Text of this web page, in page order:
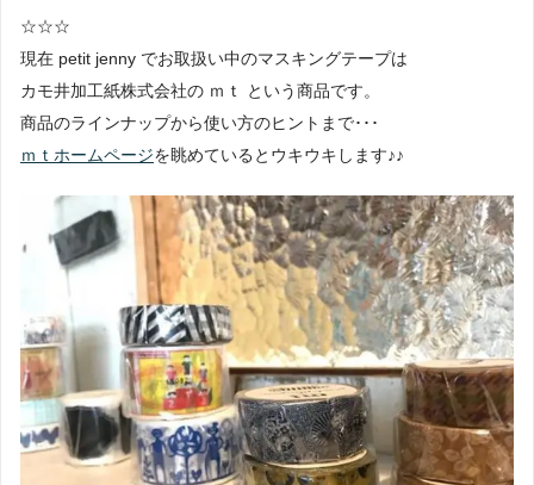
☆☆☆
現在 petit jenny でお取扱い中のマスキングテープは
カモ井加工紙株式会社の ｍｔ という商品です。
商品のラインナップから使い方のヒントまで･･･
ｍｔホームページを眺めているとウキウキします♪♪